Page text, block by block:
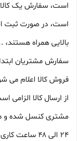
است، سفارش یک کالا
است، در صورت ثبت
بالایی همراه
سفارش مشتریان
فروش کالا اعلام می
از ارسال کالا
مشتری کنسل شده و
۲۴ الی ۴۸ ساعت کاری به حساب مشتری عودت داده خواهد شد.